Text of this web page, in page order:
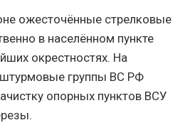
ожесточённые стрелковые
в населённом пункте
окрестностях. На
штурмовые группы ВС РФ
опорных пунктов ВСУ